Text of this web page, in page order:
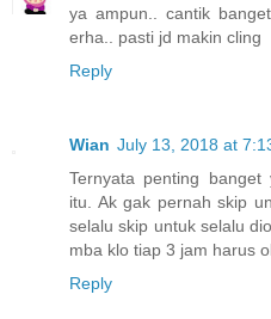
ya ampun.. cantik
erha.. pasti jd makin cling
Reply
Wian July 13, 2018 at
Ternyata penting
itu. Ak gak pernah skip
selalu skip untuk selalu
mba klo tiap 3 jam harus
Reply